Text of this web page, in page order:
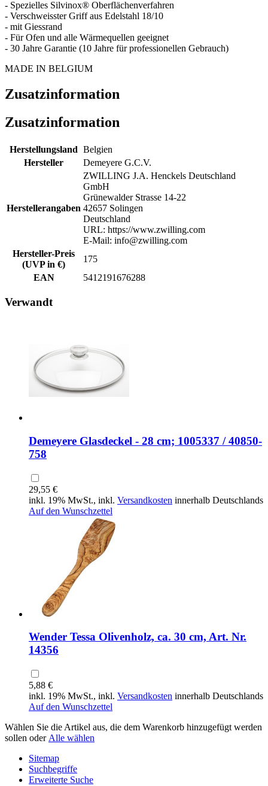
- Spezielles Silvinox® Oberflächenverfahren
- Verschweisster Griff aus Edelstahl 18/10
- mit Giessrand
- Für Ofen und alle Wärmequellen geeignet
- 30 Jahre Garantie (10 Jahre für professionellen Gebrauch)
MADE IN BELGIUM
Zusatzinformation
Zusatzinformation
Herstellungsland Belgien
Hersteller
Demeyere G.C.V.
Herstellerangaben
ZWILLING J.A. Henckels Deutschland
GmbH
Grünewalder Strasse 14-22
42657 Solingen
Deutschland
URL: https://www.zwilling.com
E-Mail: info@zwilling.com
Hersteller-Preis
(UVP in €)
175
EAN
5412191676288
Verwandt
Demeyere Glasdeckel - 28 cm; 1005337 / 40850-
758
29,55 €
inkl. 19% MwSt., inkl. Versandkosten innerhalb Deutschlands
Auf den Wunschzettel
Wender Tessa Olivenholz, ca. 30 cm, Art. Nr.
14356
5,88 €
inkl. 19% MwSt., inkl. Versandkosten innerhalb Deutschlands
Auf den Wunschzettel
Wählen Sie die Artikel aus, die dem Warenkorb hinzugefügt werden
sollen oder Alle wählen
Sitemap
Suchbegriffe
Erweiterte Suche